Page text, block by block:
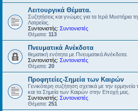
Λειτουργικά Θέματα.
Συζητήσεις και γνώμες για τα Ιερά Μυστήρια
Λατρείας.
Συντονιστής: Συντονιστές
Θέματα: 113
Πνευματικά Ανέκδοτα
θεματική ενότητα με Πνευματικά Ανέκδοτα.
Συντονιστής: Συντονιστές
Θέματα: 20
Προφητείες-Σημεία των Καιρών
Γενικότερη συζήτηση σχετικά με την
και τα Σημεία των Καιρών στην Εποχή μας.
Συντονιστής: Συντονιστές
Θέματα: 251